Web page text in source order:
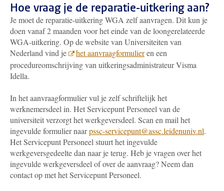
Hoe vraag je de reparatie-uitkering aan?
Je moet de reparatie-uitkering WGA zelf aanvragen. Dit kun je
doen vanaf 2 maanden voor het einde van de loongerelateerde
WGA-uitkering. Op de website van Universiteiten van
Nederland vind je
het aanvraagformulieren een
procedureomschrijving van uitkeringsadministrateur Visma
Idella.
In het aanvraagformulier vul je zelf schriftelijk het
werknemersdeel in. Het Servicepunt Personeel van de
universiteit verzorgt het werkgeversdeel. Scan en mail het
ingevulde formulier naarpssc-servicepunt@assc.leidenuniv.nl.
Het Servicepunt Personeel stuurt het ingevulde
werkgeversgedeelte dan naar je terug. Heb je vragen over het
ingevulde werkgeversdeel of over de aanvraag? Neem dan
contact op met het Servicepunt Personeel.